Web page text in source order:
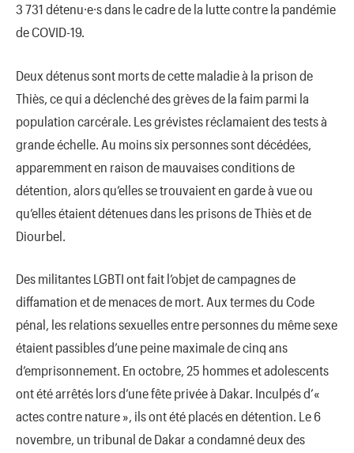
3 731 détenu·e·s dans le cadre de la lutte contre la pandémie
de COVID-19.
Deux détenus sont morts de cette maladie à la prison de
Thiès, ce qui a déclenché des grèves de la faim parmi la
population carcérale. Les grévistes réclamaient des tests à
grande échelle. Au moins six personnes sont décédées,
apparemment en raison de mauvaises conditions de
détention, alors qu’elles se trouvaient en garde à vue ou
qu’elles étaient détenues dans les prisons de Thiès et de
Diourbel.
Des militantes LGBTI ont fait l’objet de campagnes de
diffamation et de menaces de mort. Aux termes du Code
pénal, les relations sexuelles entre personnes du même sexe
étaient passibles d’une peine maximale de cinq ans
d’emprisonnement. En octobre, 25 hommes et adolescents
ont été arrêtés lors d’une fête privée à Dakar. Inculpés d’«
actes contre nature », ils ont été placés en détention. Le 6
novembre, un tribunal de Dakar a condamné deux des